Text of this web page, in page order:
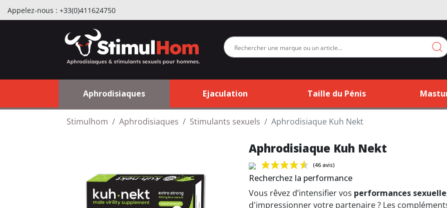
Appelez-nous : +33(0)411624750
Aphrodisiaques Ejaculation Taille du Pénis
Stimulhom Aphrodisiaques Stimulants sexuels Aphrodisiaque Kuh Nekt
Aphrodisiaque Kuh Nekt
(46 avis)
Recherchez la performance
Vous rêvez d’intensifier vos performances
d'impressionner votre partenaire ? Les